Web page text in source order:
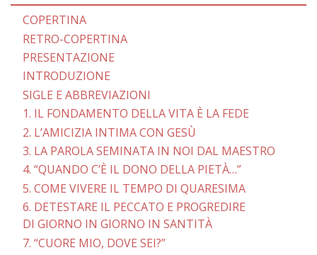
COPERTINA
RETRO-COPERTINA
PRESENTAZIONE
INTRODUZIONE
SIGLE E ABBREVIAZIONI
1. IL FONDAMENTO DELLA VITA È LA FEDE
2. L’AMICIZIA INTIMA CON GESÙ
3. LA PAROLA SEMINATA IN NOI DAL MAESTRO
4. “QUANDO C’È IL DONO DELLA PIETÀ…”
5. COME VIVERE IL TEMPO DI QUARESIMA
6. DETESTARE IL PECCATO E PROGREDIRE
DI GIORNO IN GIORNO IN SANTITÀ
7. “CUORE MIO, DOVE SEI?”